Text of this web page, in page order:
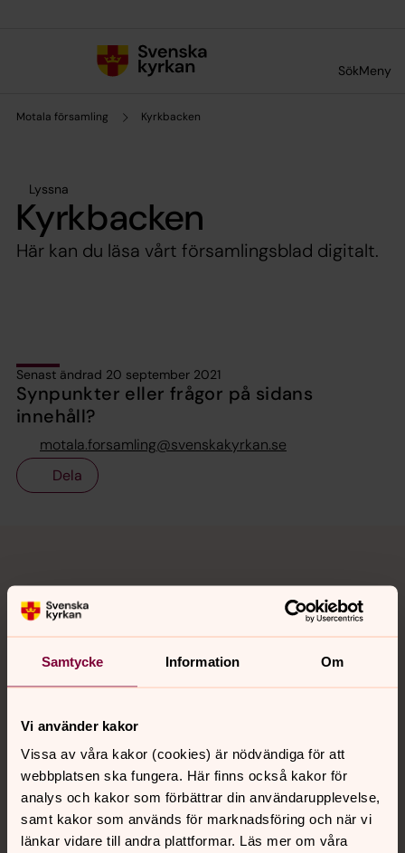
Samtycke Information Om
Vi använder kakor
Vissa av våra kakor (cookies) är nödvändiga för att
webbplatsen ska fungera. Här finns också kakor för
analys och kakor som förbättrar din användarupplevelse,
samt kakor som används för marknadsföring och när vi
länkar vidare till andra plattformar. Läs mer om våra
SökMeny
Motala församling Kyrkbacken
Lyssna
Kyrkbacken
Här kan du läsa vårt församlingsblad digitalt.
Senast ändrad 20 september 2021
Synpunkter eller frågor på sidans
innehåll?
motala.forsamling@svenskakyrkan.se
Dela
Kontakt
Kalender
Hitta snabbt
Sociala kanaler